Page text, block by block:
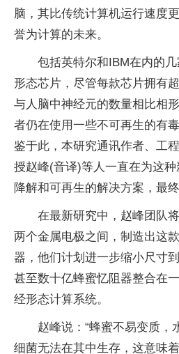
脑，其比传统计算机运行速度
誉为计算的未来。
包括英特尔和IBM在内的
形态芯片，尽管每款芯片拥有
与人脑中神经元的数量相比相
者仍在使用一些不可再生的有
鉴于此，本研究通讯作者、工
授赵峰(音译)等人一直在为这
降解和可再生的解决方案，最
在最新研究中，赵峰团队
两个金属电极之间，制造出这
器，他们计划进一步缩小尺寸
甚至数十亿蜂蜜忆阻器整合在
经形态计算系统。
赵峰说：“蜂蜜不易变质，
细菌无法在其中生存，这意味